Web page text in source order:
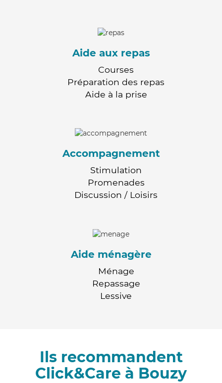
Aide aux repas
Courses
Préparation des repas
Aide à la prise
Accompagnement
Stimulation
Promenades
Discussion / Loisirs
Aide ménagère
Ménage
Repassage
Lessive
Ils recommandent
Click&Care à Bouzy